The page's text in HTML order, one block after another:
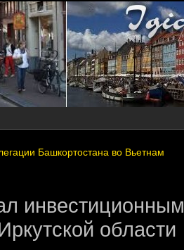
Башкортостана во Вьетнам
инвестиционным
области